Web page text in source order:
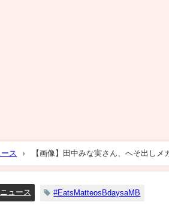
ス 【画像】田中みな実さん、へそ出しメ
ニュース #EatsMatteosBdaysaMB